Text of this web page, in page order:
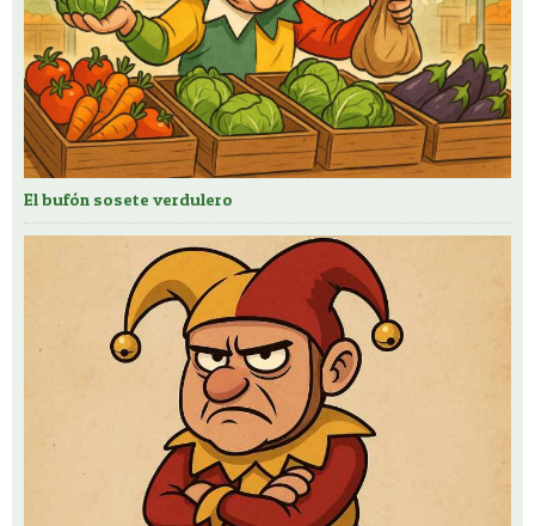
El bufón sosete verdulero